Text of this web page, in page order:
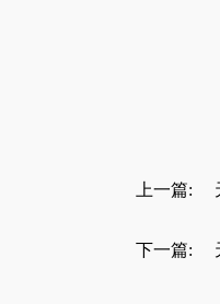
上一篇:
下一篇: